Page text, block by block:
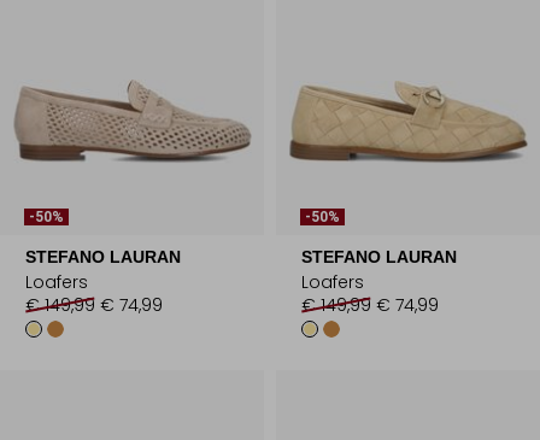
-50%
STEFANO LAURAN
Loafers
€ 149,99 € 74,99
-50%
STEFANO LAURAN
Loafers
€ 149,99 € 74,99